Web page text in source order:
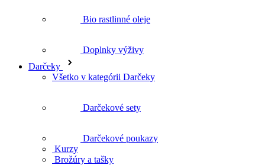
Bio rastlinné oleje
Doplnky výživy
Darčeky
Všetko v kategórii Darčeky
Darčekové sety
Darčekové poukazy
Kurzy
Brožúry a tašky